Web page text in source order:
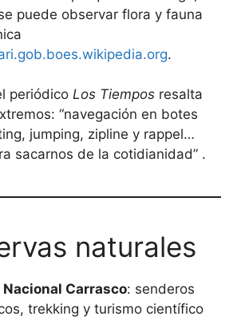
puede observar flora y fauna
es.wikipedia.org.
periódico Los Tiempos resalta
“navegación en botes
jumping, zipline y rappel…
sacarnos de la cotidianidad” .
naturales
Nacional Carrasco: senderos
trekking y turismo científico